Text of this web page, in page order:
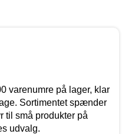
varenumre på lager, klar
Sortimentet spænder
til små produkter på
udvalg.